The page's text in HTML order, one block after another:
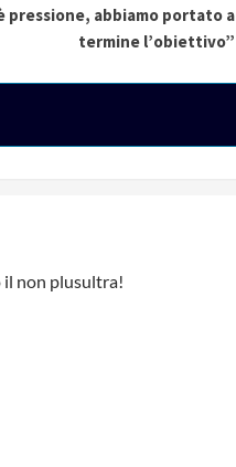
pressione, abbiamo portato a
termine l’obiettivo”
il non plusultra!